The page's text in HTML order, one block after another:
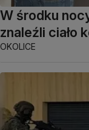
W środku
znaleźli ciało
OKOLICE